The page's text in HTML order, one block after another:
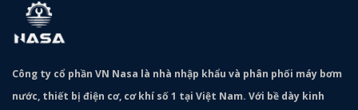
Công ty cổ phần VN Nasa là nhà nhập khẩu và phân phối máy bơm
nước, thiết bị điện cơ, cơ khí số 1 tại Việt Nam. Với bề dày kinh